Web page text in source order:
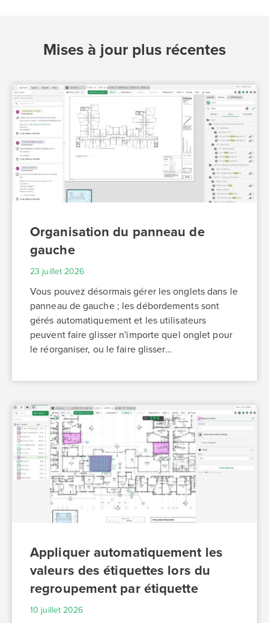
Mises à jour plus récentes
Organisation du panneau de
gauche
23 juillet 2026
Vous pouvez désormais gérer les onglets dans le
panneau de gauche ; les débordements sont
gérés automatiquement et les utilisateurs
peuvent faire glisser n'importe quel onglet pour
le réorganiser, ou le faire glisser…
Appliquer automatiquement les
valeurs des étiquettes lors du
regroupement par étiquette
10 juillet 2026